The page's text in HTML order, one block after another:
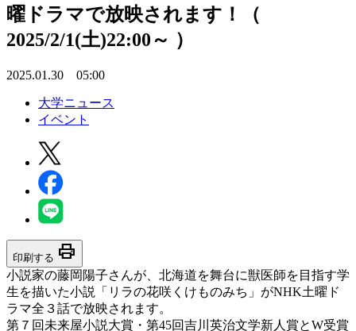
曜ドラマで放映されます！（
2025/2/1(土)22:00～ ）
2025.01.30 05:00
大学ニュース
イベント
印刷する print
小説家の藤岡陽子さんが、北海道を舞台に獣医師を目指す学
生を描いた小説「リラの花咲くけものみち」がNHK土曜ド
ラマ全３話で放映されます。
第７回未来屋小説大賞・第45回吉川英治文学新人賞とW受賞